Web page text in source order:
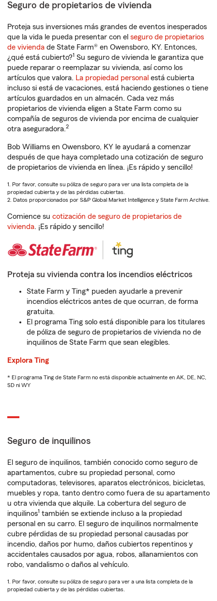
Seguro de propietarios de vivienda
Proteja sus inversiones más grandes de eventos inesperados
que la vida le pueda presentar con el seguro de propietarios
de vivienda de State Farm® en Owensboro, KY. Entonces,
¿qué está cubierto?1 Su seguro de vivienda le garantiza que
puede reparar o reemplazar su vivienda, así como los
artículos que valora. La propiedad personal está cubierta
incluso si está de vacaciones, está haciendo gestiones o tiene
artículos guardados en un almacén. Cada vez más
propietarios de vivienda eligen a State Farm como su
compañía de seguros de vivienda por encima de cualquier
otra aseguradora.2
Bob Williams en Owensboro, KY le ayudará a comenzar
después de que haya completado una cotización de seguro
de propietarios de vivienda en línea. ¡Es rápido y sencillo!
1. Por favor, consulte su póliza de seguro para ver una lista completa de la
propiedad cubierta y de las pérdidas cubiertas.
2. Datos proporcionados por S&P Global Market Intelligence y State Farm Archive.
Comience su cotización de seguro de propietarios de
vivienda. ¡Es rápido y sencillo!
Proteja su vivienda contra los incendios eléctricos
State Farm y Ting* pueden ayudarle a prevenir
incendios eléctricos antes de que ocurran, de forma
gratuita.
El programa Ting solo está disponible para los titulares
de póliza de seguro de propietarios de vivienda no de
inquilinos de State Farm que sean elegibles.
Explora Ting
* El programa Ting de State Farm no está disponible actualmente en AK, DE, NC,
SD ni WY
Seguro de inquilinos
El seguro de inquilinos, también conocido como seguro de
apartamentos, cubre su propiedad personal, como
computadoras, televisores, aparatos electrónicos, bicicletas,
muebles y ropa, tanto dentro como fuera de su apartamento
u otra vivienda que alquile. La cobertura del seguro de
inquilinos1 también se extiende incluso a la propiedad
personal en su carro. El seguro de inquilinos normalmente
cubre pérdidas de su propiedad personal causadas por
incendio, daños por humo, daños cubiertos repentinos y
accidentales causados por agua, robos, allanamientos con
robo, vandalismo o daños al vehículo.
1. Por favor, consulte su póliza de seguro para ver a una lista completa de la
propiedad cubierta y de las pérdidas cubiertas.